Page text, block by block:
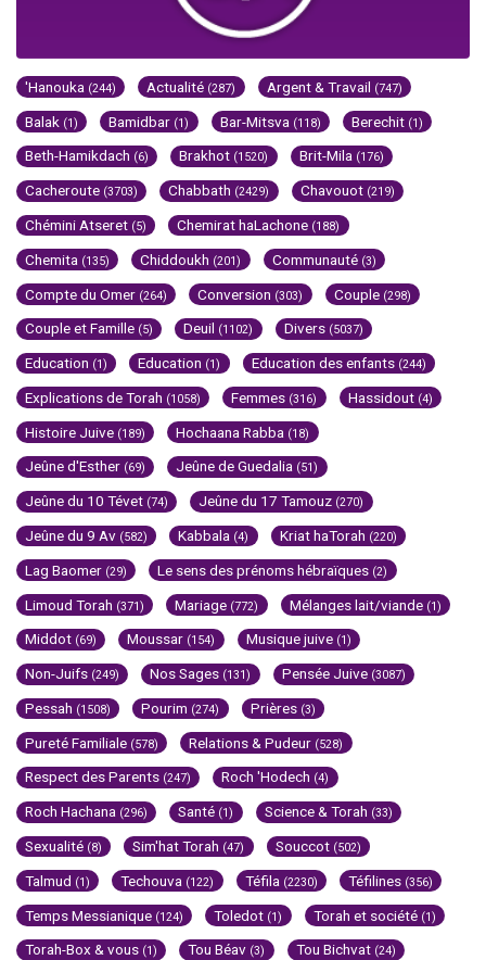
'Hanouka (244) Actualité (287) Argent & Travail (747)
Balak (1) Bamidbar (1) Bar-Mitsva (118) Berechit (1)
Beth-Hamikdach (6) Brakhot (1520) Brit-Mila (176)
Cacheroute (3703) Chabbath (2429) Chavouot (219)
Chémini Atseret (5) Chemirat haLachone (188)
Chemita (135) Chiddoukh (201) Communauté (3)
Compte du Omer (264) Conversion (303) Couple (298)
Couple et Famille (5) Deuil (1102) Divers (5037)
Education (1) Education (1) Education des enfants (244)
Explications de Torah (1058) Femmes (316) Hassidout (4)
Histoire Juive (189) Hochaana Rabba (18)
Jeûne d'Esther (69) Jeûne de Guedalia (51)
Jeûne du 10 Tévet (74) Jeûne du 17 Tamouz (270)
Jeûne du 9 Av (582) Kabbala (4) Kriat haTorah (220)
Lag Baomer (29) Le sens des prénoms hébraïques (2)
Limoud Torah (371) Mariage (772) Mélanges lait/viande (1)
Middot (69) Moussar (154) Musique juive (1)
Non-Juifs (249) Nos Sages (131) Pensée Juive (3087)
Pessah (1508) Pourim (274) Prières (3)
Pureté Familiale (578) Relations & Pudeur (528)
Respect des Parents (247) Roch 'Hodech (4)
Roch Hachana (296) Santé (1) Science & Torah (33)
Sexualité (8) Sim'hat Torah (47) Souccot (502)
Talmud (1) Techouva (122) Téfila (2230) Téfilines (356)
Temps Messianique (124) Toledot (1) Torah et société (1)
Torah-Box & vous (1) Tou Béav (3) Tou Bichvat (24)